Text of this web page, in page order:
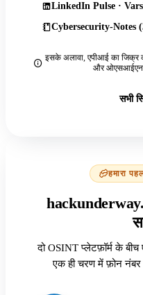
LinkedIn Pulse ·
Cybersecurity-Notes
इसके अलावा, एपीआई का जिक्र
और
सभी
हमारा
दो OSINT प्लेटफ़ॉर्म के बीच
एक ही चरण में फ़ोन